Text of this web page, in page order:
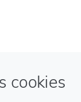
City